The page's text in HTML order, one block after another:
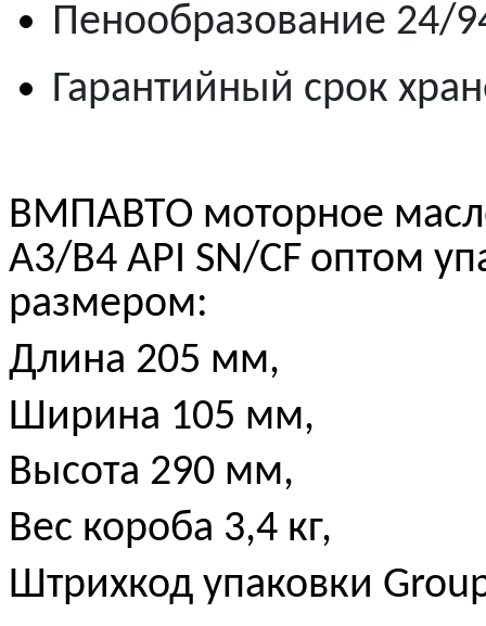
Пенообразование 24/
Гарантийный срок
ВМПАВТО моторное
A3/B4 API SN/CF оптом
размером:
Длина 205 мм,
Ширина 105 мм,
Высота 290 мм,
Вес короба 3,4 кг,
Штрихкод упаковки